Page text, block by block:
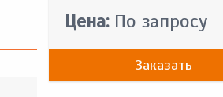
Цена: По запросу
Заказать